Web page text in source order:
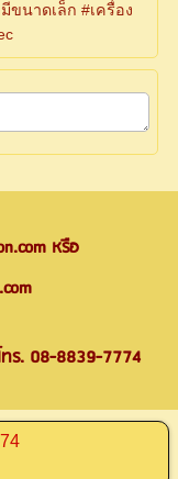
ขนาดเล็ก #เครื่อง
หรือ
ทร. 08-8839-7774